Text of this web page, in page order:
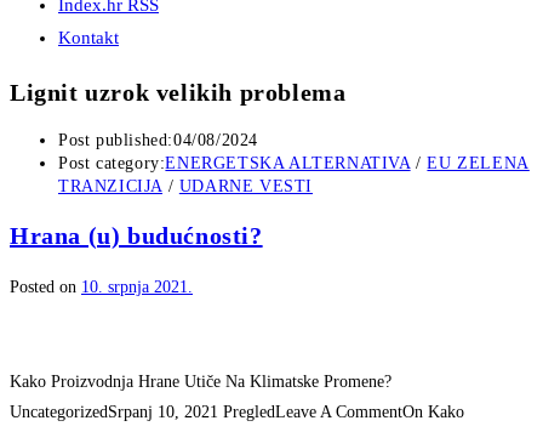
Index.hr RSS
Kontakt
Lignit uzrok velikih problema
Post published:04/08/2024
Post category:ENERGETSKA ALTERNATIVA / EU ZELENA
TRANZICIJA / UDARNE VESTI
Hrana (u) budućnosti?
Posted on 10. srpnja 2021.
Kako Proizvodnja Hrane Utiče Na Klimatske Promene?
UncategorizedSrpanj 10, 2021 PregledLeave A CommentOn Kako